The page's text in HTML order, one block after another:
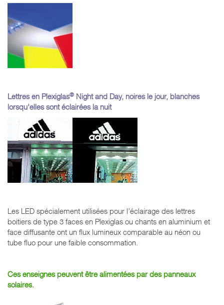
Lettres en Plexiglas® Night and Day, noires le jour, blanches
lorsqu'elles sont éclairées la nuit
Les LED spécialement utilisées pour l’éclairage des lettres
boitiers de type 3 faces en Plexiglas ou chants en aluminium et
face diffusante ont un flux lumineux comparable au néon ou
tube fluo pour une faible consommation.
Ces enseignes peuvent être alimentées par des panneaux
solaires.